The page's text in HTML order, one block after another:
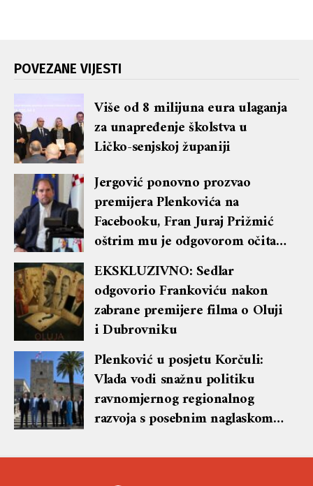
POVEZANE VIJESTI
Više od 8 milijuna eura ulaganja
za unapređenje školstva u
Ličko-senjskoj županiji
Jergović ponovno prozvao
premijera Plenkovića na
Facebooku, Fran Juraj Prižmić
oštrim mu je odgovorom očitao
lekciju te dobio blok i brisanje
komentara
EKSKLUZIVNO: Sedlar
odgovorio Frankoviću nakon
zabrane premijere filma o Oluji
i Dubrovniku
Plenković u posjetu Korčuli:
Vlada vodi snažnu politiku
ravnomjernog regionalnog
razvoja s posebnim naglaskom